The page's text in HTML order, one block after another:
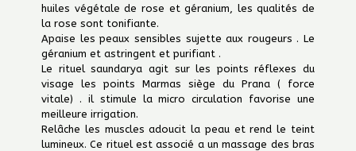
huiles végétale de rose et géranium, les qualités de
la rose sont tonifiante.
Apaise les peaux sensibles sujette aux rougeurs . Le
géranium et astringent et purifiant .
Le rituel saundarya agit sur les points réflexes du
visage les points Marmas siège du Prana ( force
vitale) . il stimule la micro circulation favorise une
meilleure irrigation.
Relâche les muscles adoucit la peau et rend le teint
lumineux. Ce rituel est associé a un massage des bras